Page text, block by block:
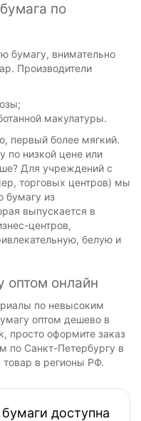
по
бумагу, внимательно
Производители
макулатуры.
первый более мягкий.
по низкой цене или
Для учреждений с
торговых центров) мы
бумагу из
выпускается в
центров,
белую и
оптом онлайн
по невысоким
оптом дешево в
просто оформите заказ
по Санкт-Петербургу в
товар в регионы РФ.
доступна